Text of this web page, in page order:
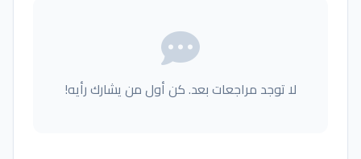
لا توجد مراجعات بعد. كن أول من يشارك رأيه!